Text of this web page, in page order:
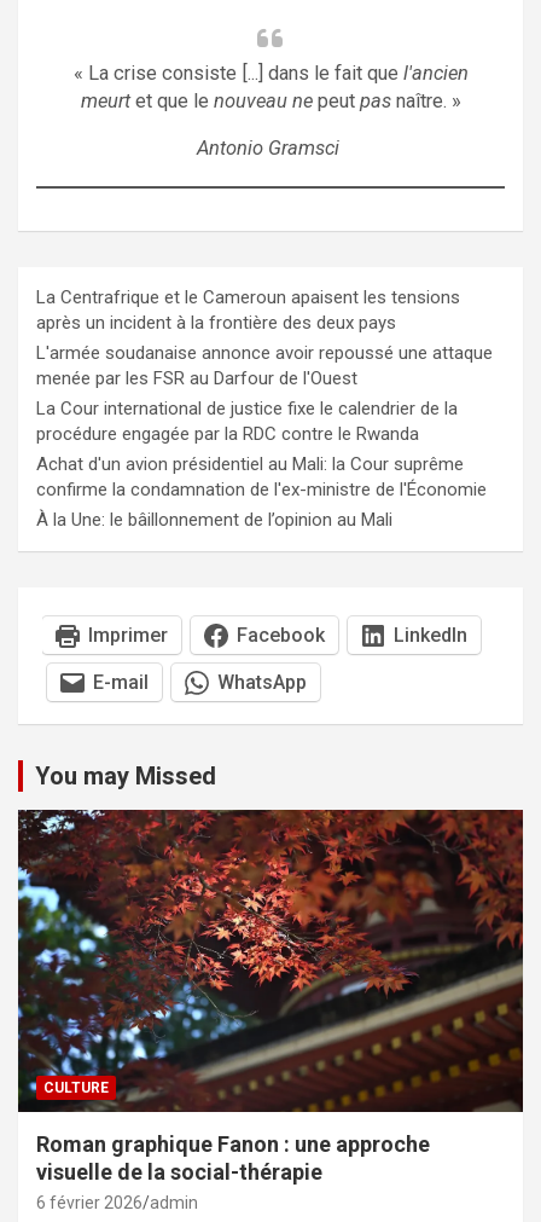
« La crise consiste [...] dans le fait que l'ancien
meurtet que le nouveau nepeut pasnaître. »
Antonio Gramsci
La Centrafrique et le Cameroun apaisent les tensions
après un incident à la frontière des deux pays
L'armée soudanaise annonce avoir repoussé une attaque
menée par les FSR au Darfour de l'Ouest
La Cour international de justice fixe le calendrier de la
procédure engagée par la RDC contre le Rwanda
Achat d'un avion présidentiel au Mali: la Cour suprême
confirme la condamnation de l'ex-ministre de l'Économie
À la Une: le bâillonnement de l’opinion au Mali
Imprimer Facebook LinkedIn
E-mail WhatsApp
You may Missed
CULTURE
Roman graphique Fanon : une approche
visuelle de la social-thérapie
6 février 2026 admin